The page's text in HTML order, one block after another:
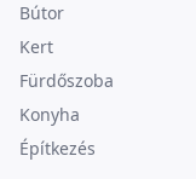
Bútor
Kert
Fürdőszoba
Konyha
Építkezés